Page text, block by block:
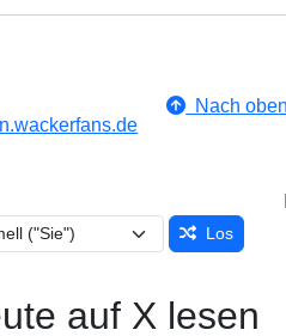
Nach oben
Los
auf X lesen